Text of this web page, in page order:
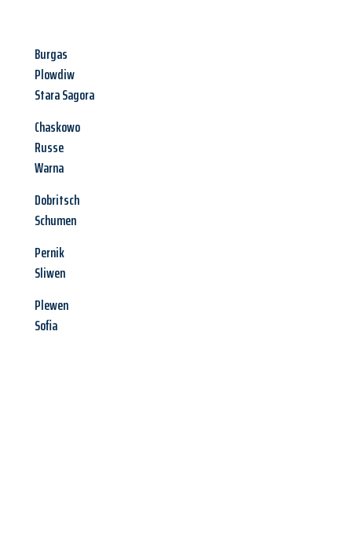
Burgas
Plowdiw
Stara Sagora
Chaskowo
Russe
Warna
Dobritsch
Schumen
Pernik
Sliwen
Plewen
Sofia